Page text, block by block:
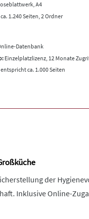
A4
1.240 Seiten, 2 Ordner
Datenbank
Einzelplatzlizenz, 12 Monate
ca. 1.000 Seiten
der
Inklusive Online-